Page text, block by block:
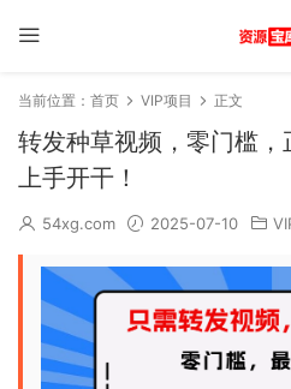
当前位置： 首页 VIP项目 正文
转发种草视频，零门槛
上手开干！
54xg.com 2025-07-10